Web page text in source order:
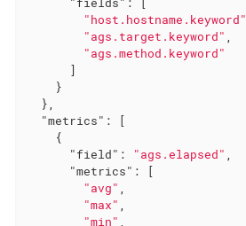
"host.hostname.keyword"
"ags.target.keyword" ,
"ags.method.keyword"
      ]
    }
  },
"metrics" : [
    {
"field" : "ags.elapsed" ,
"metrics" : [
"avg" ,
"max" ,
"min" ,